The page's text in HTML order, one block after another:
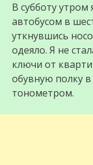
В субботу
автобусом в
уткнувшись
одеяло. Я не
ключи от
обувную полку
тонометром.